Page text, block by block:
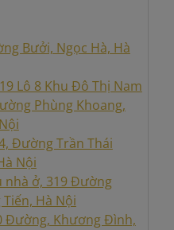
Bưởi, Ngọc Hà, Hà
Lô 8 Khu Đô Thị Nam
Phùng Khoang,
Đường Trần Thái
Nội
nhà ở, 319 Đường
Hà Nội
Đường, Khương Đình,